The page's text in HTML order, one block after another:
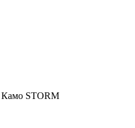
Камо STORM